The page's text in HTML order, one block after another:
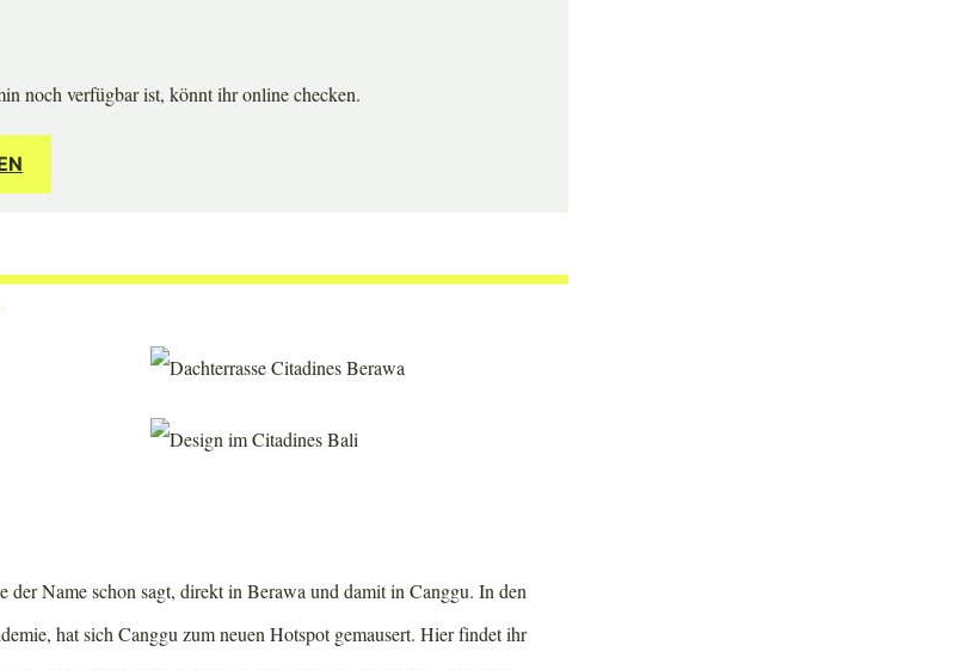
noch verfügbar ist, könnt ihr online checken.
der Name schon sagt, direkt in Berawa und damit in Canggu. In den
hat sich Canggu zum neuen Hotspot gemausert. Hier findet ihr